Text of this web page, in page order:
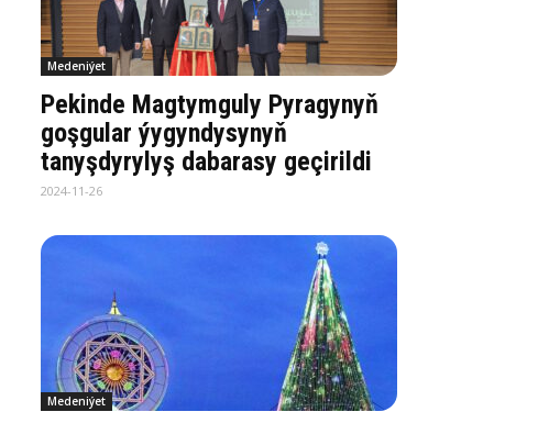
Medeniýet
Pekinde Magtymguly Pyragynyň
goşgular ýygyndysynyň
tanyşdyrylyş dabarasy geçirildi
2024-11-26
Medeniýet